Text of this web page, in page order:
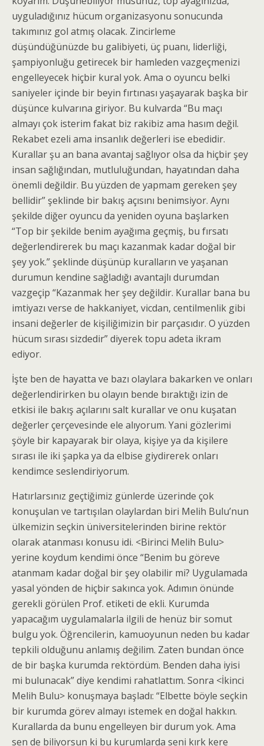
uyguladığınız hücum organizasyonu sonucunda
takımınız gol atmış olacak. Zincirleme
düşündüğünüzde bu galibiyeti, üç puanı, liderliği,
şampiyonluğu getirecek bir hamleden vazgeçmenizi
engelleyecek hiçbir kural yok. Ama o oyuncu belki
saniyeler içinde bir beyin fırtınası yaşayarak başka bir
düşünce kulvarına giriyor. Bu kulvarda “Bu maçı
almayı çok isterim fakat biz rakibiz ama hasım değil.
Rekabet ezeli ama insanlık değerleri ise ebedidir.
Kurallar şu an bana avantaj sağlıyor olsa da hiçbir şey
insan sağlığından, mutluluğundan, hayatından daha
önemli değildir. Bu yüzden de yapmam gereken şey
bellidir” şeklinde bir bakış açısını benimsiyor. Aynı
şekilde diğer oyuncu da yeniden oyuna başlarken
“Top bir şekilde benim ayağıma geçmiş, bu fırsatı
değerlendirerek bu maçı kazanmak kadar doğal bir
şey yok.” şeklinde düşünüp kuralların ve yaşanan
durumun kendine sağladığı avantajlı durumdan
vazgeçip “Kazanmak her şey değildir. Kurallar bana bu
imtiyazı verse de hakkaniyet, vicdan, centilmenlik gibi
insani değerler de kişiliğimizin bir parçasıdır. O yüzden
hücum sırası sizdedir” diyerek topu adeta ikram
ediyor.
İşte ben de hayatta ve bazı olaylara bakarken ve onları
değerlendirirken bu olayın bende bıraktığı izin de
etkisi ile bakış açılarını salt kurallar ve onu kuşatan
değerler çerçevesinde ele alıyorum. Yani gözlerimi
şöyle bir kapayarak bir olaya, kişiye ya da kişilere
sırası ile iki şapka ya da elbise giydirerek onları
kendimce seslendiriyorum.
Hatırlarsınız geçtiğimiz günlerde üzerinde çok
konuşulan ve tartışılan olaylardan biri Melih Bulu’nun
ülkemizin seçkin üniversitelerinden birine rektör
olarak atanması konusu idi. <Birinci Melih Bulu>
yerine koydum kendimi önce “Benim bu göreve
atanmam kadar doğal bir şey olabilir mi? Uygulamada
yasal yönden de hiçbir sakınca yok. Adımın önünde
gerekli görülen Prof. etiketi de ekli. Kurumda
yapacağım uygulamalarla ilgili de henüz bir somut
bulgu yok. Öğrencilerin, kamuoyunun neden bu kadar
tepkili olduğunu anlamış değilim. Zaten bundan önce
de bir başka kurumda rektördüm. Benden daha iyisi
mi bulunacak” diye kendimi rahatlattım. Sonra <İkinci
Melih Bulu> konuşmaya başladı: “Elbette böyle seçkin
bir kurumda görev almayı istemek en doğal hakkın.
Kurallarda da bunu engelleyen bir durum yok. Ama
sen de biliyorsun ki bu kurumlarda seni kırk kere